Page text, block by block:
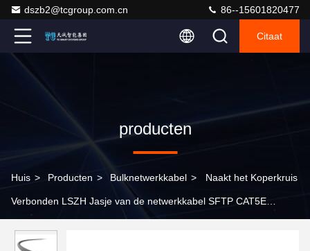
dszb2@tcgroup.com.cn 86--15601820477
Citaat
producten
Huis > Producten > Bulknetwerkkabel > Naakt het Koperkruis
Verbonden LSZH Jasje van de netwerkkabel SFTP CAT5E